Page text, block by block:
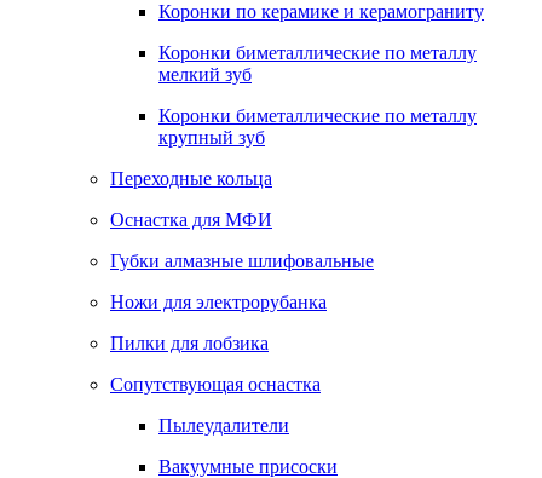
Коронки по керамике и керамограниту
Коронки биметаллические по металлу
мелкий зуб
Коронки биметаллические по металлу
крупный зуб
Переходные кольца
Оснастка для МФИ
Губки алмазные шлифовальные
Ножи для электрорубанка
Пилки для лобзика
Сопутствующая оснастка
Пылеудалители
Вакуумные присоски